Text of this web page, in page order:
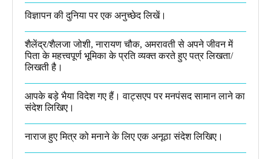
विज्ञापन की दुनिया पर एक अनुच्छेद लिखें।
शैलेंद्र/शैलजा जोशी, नारायण चौक, अमरावती से अपने जीवन में
पिता के महत्त्वपूर्ण भूमिका के प्रति व्यक्त करते हुए पत्र लिखता/
लिखती है।​
आपके बड़े भैया विदेश गए हैं। वाट्सएप पर मनपंसद सामान लाने का
संदेश लिखिए।
नाराज हुए मित्र को मनाने के लिए एक अनूठा संदेश लिखिए।